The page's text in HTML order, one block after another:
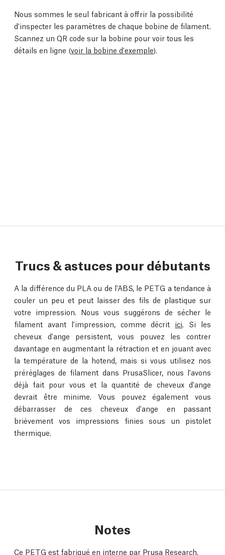
Nous sommes le seul fabricant à offrir la possibilité
d'inspecter les paramètres de chaque bobine de filament.
Scannez un QR code sur la bobine pour voir tous les
détails en ligne (voir la bobine d'exemple).
Trucs & astuces pour débutants
A la différence du PLA ou de l'ABS, le PETG a tendance à
couler un peu et peut laisser des fils de plastique sur
votre impression. Nous vous suggérons de sécher le
filament avant l'impression, comme décrit ici. Si les
cheveux d'ange persistent, vous pouvez les contrer
davantage en augmentant la rétraction et en jouant avec
la température de la hotend, mais si vous utilisez nos
préréglages de filament dans PrusaSlicer, nous l'avons
déjà fait pour vous et la quantité de cheveux d'ange
devrait être minime. Vous pouvez également vous
débarrasser de ces cheveux d'ange en passant
brièvement vos impressions finies sous un pistolet
thermique.
Notes
Ce PETG est fabriqué en interne par Prusa Research.